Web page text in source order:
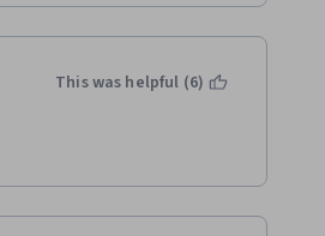
This was helpful (6)